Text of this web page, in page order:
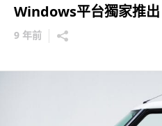
Windows平台獨家推出
9 年前